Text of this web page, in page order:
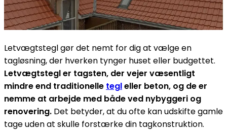
Letvægtstegl gør det nemt for dig at vælge en
tagløsning, der hverken tynger huset eller budgettet.
Letvægtstegl er tagsten, der vejer væsentligt
mindre end traditionelle tegleller beton, og de er
nemme at arbejde med både ved nybyggeri og
renovering. Det betyder, at du ofte kan udskifte gamle
tage uden at skulle forstærke din tagkonstruktion.